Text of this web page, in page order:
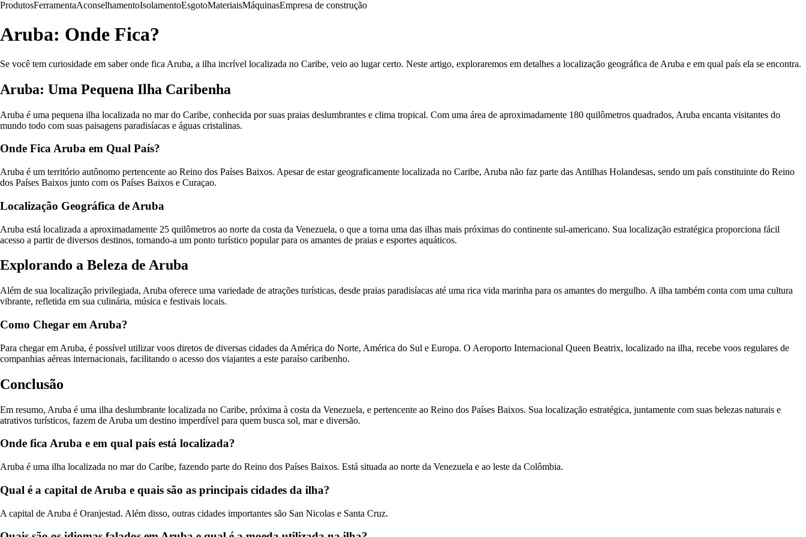
ProdutosFerramentaAconselhamentoIsolamentoEsgotoMateriaisMáquinasEmpresa de construção
Aruba: Onde Fica?
Se você tem curiosidade em saber onde fica Aruba, a ilha incrível localizada no Caribe, veio ao lugar certo. Neste artigo, exploraremos em detalhes a localização geográfica de Aruba e em qual país ela se encontra.
Aruba: Uma Pequena Ilha Caribenha
Aruba é uma pequena ilha localizada no mar do Caribe, conhecida por suas praias deslumbrantes e clima tropical. Com uma área de aproximadamente 180 quilômetros quadrados, Aruba encanta visitantes do
mundo todo com suas paisagens paradisíacas e águas cristalinas.
Onde Fica Aruba em Qual País?
Aruba é um território autônomo pertencente ao Reino dos Países Baixos. Apesar de estar geograficamente localizada no Caribe, Aruba não faz parte das Antilhas Holandesas, sendo um país constituinte do Reino
dos Países Baixos junto com os Países Baixos e Curaçao.
Localização Geográfica de Aruba
Aruba está localizada a aproximadamente 25 quilômetros ao norte da costa da Venezuela, o que a torna uma das ilhas mais próximas do continente sul-americano. Sua localização estratégica proporciona fácil
acesso a partir de diversos destinos, tornando-a um ponto turístico popular para os amantes de praias e esportes aquáticos.
Explorando a Beleza de Aruba
Além de sua localização privilegiada, Aruba oferece uma variedade de atrações turísticas, desde praias paradisíacas até uma rica vida marinha para os amantes do mergulho. A ilha também conta com uma cultura
vibrante, refletida em sua culinária, música e festivais locais.
Como Chegar em Aruba?
Para chegar em Aruba, é possível utilizar voos diretos de diversas cidades da América do Norte, América do Sul e Europa. O Aeroporto Internacional Queen Beatrix, localizado na ilha, recebe voos regulares de
companhias aéreas internacionais, facilitando o acesso dos viajantes a este paraíso caribenho.
Conclusão
Em resumo, Aruba é uma ilha deslumbrante localizada no Caribe, próxima à costa da Venezuela, e pertencente ao Reino dos Países Baixos. Sua localização estratégica, juntamente com suas belezas naturais e
atrativos turísticos, fazem de Aruba um destino imperdível para quem busca sol, mar e diversão.
Onde fica Aruba e em qual país está localizada?
Aruba é uma ilha localizada no mar do Caribe, fazendo parte do Reino dos Países Baixos. Está situada ao norte da Venezuela e ao leste da Colômbia.
Qual é a capital de Aruba e quais são as principais cidades da ilha?
A capital de Aruba é Oranjestad. Além disso, outras cidades importantes são San Nicolas e Santa Cruz.